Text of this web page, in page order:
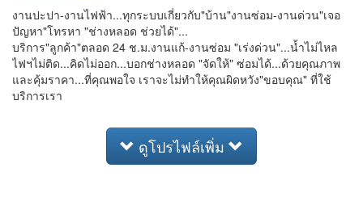
งานปะปา-งานไฟฟ้า...ทุกระบบเกี่ยวกับ"บ้าน"งานซ่อม-งานด่วน"เจอ
ปัญหา"โทรหา "ช่างหลอด ช่วยได้"...
บริการ"ลูกค้า"ตลอด 24 ช.ม.งานแก้-งานซ่อม "เร่งด่วน"...น้ำไม่ไหล
ไฟฯไม่ติด...คิดไม่ออก...บอกช่างหลอด "จัดให้" ซ่อมได้...ด้วยคุณภาพ
และคุ้มราคา...ที่คุณพอใจ เราจะไม่ทำให้คุณผิดหวัง"ขอบคุณ" ที่ใช้
บริการเรา
ดูโปรไฟล์เพิ่ม